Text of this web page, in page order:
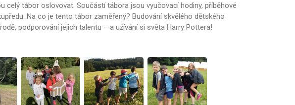
celý tábor oslovovat. Součástí tábora jsou vyučovací hodiny, příběhové
Na co je tento tábor zaměřený? Budování skvělého dětského
podporování jejich talentu – a užívání si světa Harry Pottera!